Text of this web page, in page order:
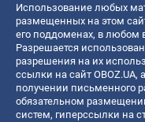
Использование любых
размещенных на этом
его поддоменах, в любом
Разрешается
разрешения на их
ссылки на сайт OBOZ.UA,
получении письменного
обязательном
систем, гиперссылки на